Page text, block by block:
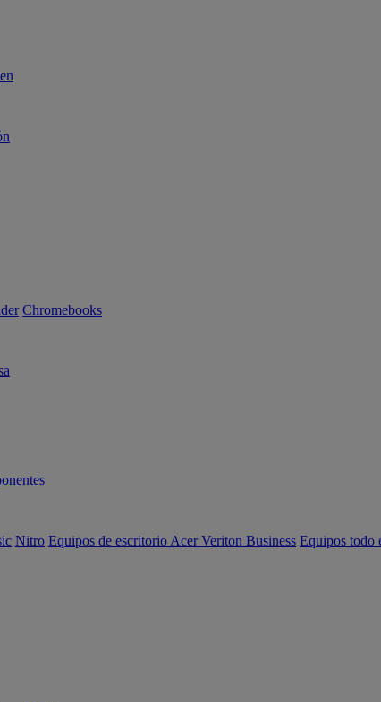
Chromebooks
Nitro Equipos de escritorio Acer Veriton Business Equipos todo